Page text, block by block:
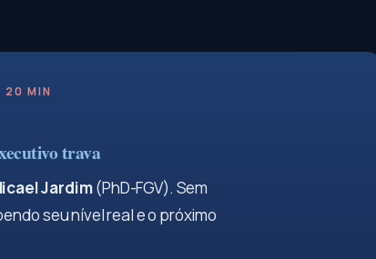
20 MIN
trava
Jardim(PhD-FGV). Sem
seu nível real e o próximo